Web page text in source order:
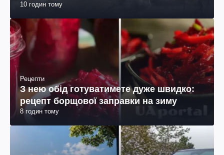
10 годин тому
Рецепти
З нею обід готуватимете дуже швидко:
рецепт борщової заправки на зиму
8 годин тому